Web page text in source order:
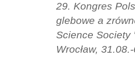
29. Kongres
glebowe a
Science Society
Wrocław,